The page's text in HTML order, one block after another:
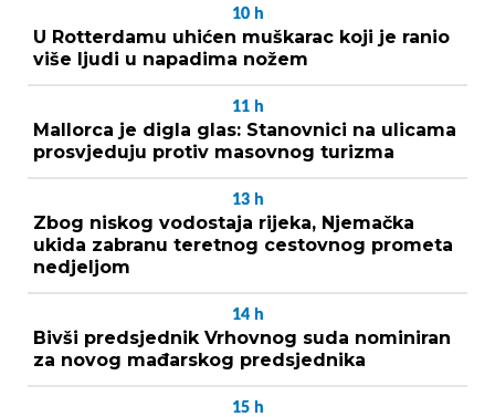
10 h
U Rotterdamu uhićen muškarac koji je ranio
više ljudi u napadima nožem
11 h
Mallorca je digla glas: Stanovnici na ulicama
prosvjeduju protiv masovnog turizma
13 h
Zbog niskog vodostaja rijeka, Njemačka
ukida zabranu teretnog cestovnog prometa
nedjeljom
14 h
Bivši predsjednik Vrhovnog suda nominiran
za novog mađarskog predsjednika
15 h